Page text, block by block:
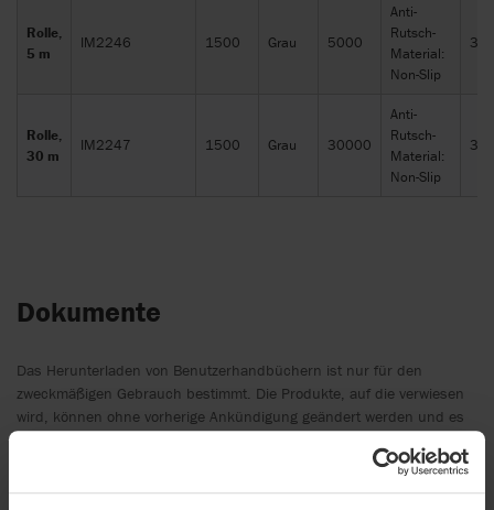
Rolle,
5 m
IM2246 1500 Grau 5000
Anti-
Rutsch-
Material:
Non-Slip
Rolle,
30 m
IM2247 1500 Grau 30000
Anti-
Rutsch-
Material:
Non-Slip
Dokumente
Das Herunterladen von Benutzerhandbüchern ist nur für den
zweckmäßigen Gebrauch bestimmt. Die Produkte, auf die verwiesen
wird, können ohne vorherige Ankündigung geändert werden und es
der Produktversion, der Artikelnummer sowie der entsprechenden